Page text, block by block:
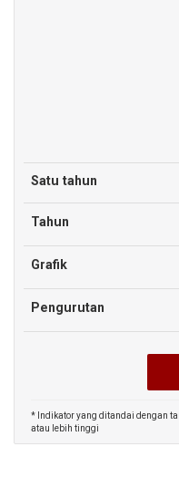
Satu tahun
Tahun
Grafik
Pengurutan
* Indikator yang ditandai dengan
atau lebih tinggi